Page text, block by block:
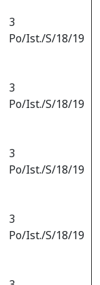
3
Po/Ist./S/18/19
3
Po/Ist./S/18/19
3
Po/Ist./S/18/19
3
Po/Ist./S/18/19